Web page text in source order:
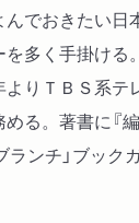
でおきたい日
多く手掛ける
りＴＢＳ系テ
る。著書に『編
ランチ」ブック